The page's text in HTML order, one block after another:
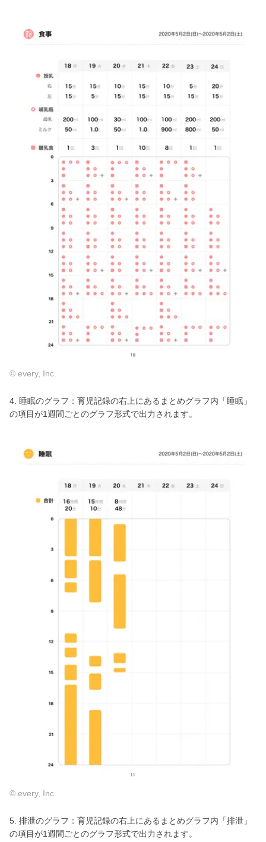
© every, Inc.
4. 睡眠のグラフ：育児記録の右上にあるまとめグラフ内「睡眠」
の項目が1週間ごとのグラフ形式で出力されます。
© every, Inc.
5. 排泄のグラフ：育児記録の右上にあるまとめグラフ内「排泄」
の項目が1週間ごとのグラフ形式で出力されます。